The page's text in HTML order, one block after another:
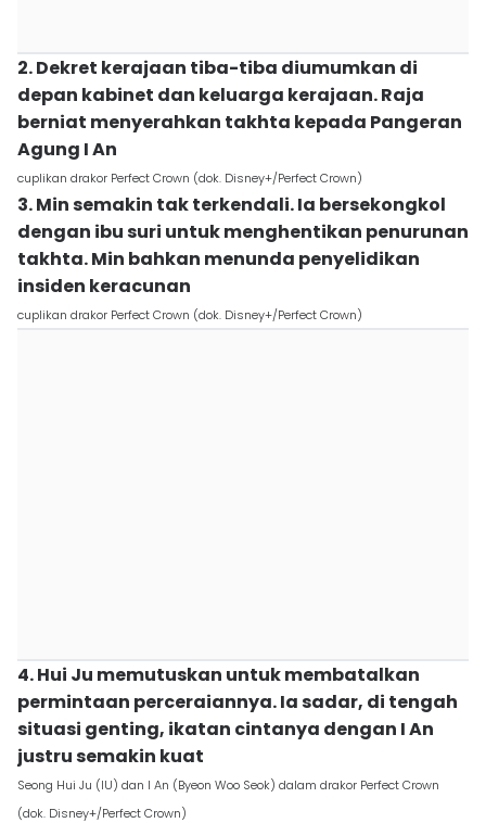
2. Dekret kerajaan tiba-tiba diumumkan di
depan kabinet dan keluarga kerajaan. Raja
berniat menyerahkan takhta kepada Pangeran
Agung I An
cuplikan drakor Perfect Crown (dok. Disney+/Perfect Crown)
3. Min semakin tak terkendali. Ia bersekongkol
dengan ibu suri untuk menghentikan penurunan
takhta. Min bahkan menunda penyelidikan
insiden keracunan
cuplikan drakor Perfect Crown (dok. Disney+/Perfect Crown)
4. Hui Ju memutuskan untuk membatalkan
permintaan perceraiannya. Ia sadar, di tengah
situasi genting, ikatan cintanya dengan I An
justru semakin kuat
Seong Hui Ju (IU) dan I An (Byeon Woo Seok) dalam drakor Perfect Crown
(dok. Disney+/Perfect Crown)